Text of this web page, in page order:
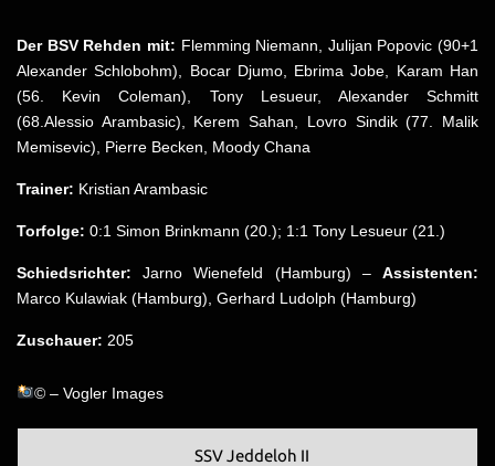
Der BSV Rehden mit: Flemming Niemann, Julijan Popovic (90+1
Alexander Schlobohm), Bocar Djumo, Ebrima Jobe, Karam Han
(56. Kevin Coleman), Tony Lesueur, Alexander Schmitt
(68.Alessio Arambasic), Kerem Sahan, Lovro Sindik (77. Malik
Memisevic), Pierre Becken, Moody Chana
Trainer: Kristian Arambasic
Torfolge: 0:1 Simon Brinkmann (20.); 1:1 Tony Lesueur (21.)
Schiedsrichter: Jarno Wienefeld (Hamburg) – Assistenten:
Marco Kulawiak (Hamburg), Gerhard Ludolph (Hamburg)
Zuschauer: 205
© – Vogler Images
SSV Jeddeloh II